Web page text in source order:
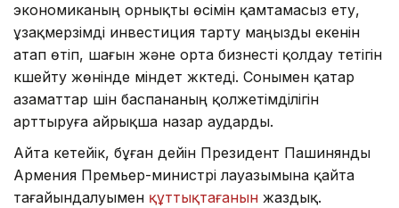
экономиканың орнықты өсімін қамтамасыз ету,
ұзақмерзімді инвестиция тарту маңызды екенін
атап өтіп, шағын және орта бизнесті қолдау тетігін
күшейту жөнінде міндет жүктеді. Сонымен қатар
азаматтар үшін баспананың қолжетімділігін
арттыруға айрықша назар аударды.
Айта кетейік, бұған дейін Президент Пашинянды
Армения Премьер-министрі лауазымына қайта
тағайындалуымен құттықтағанын жаздық.